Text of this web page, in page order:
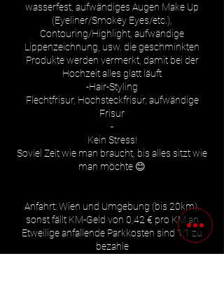
wasserfest, aufwändiges Augen Make Up
(Eyeliner/Smokey Eyes/etc.),
Contouring/Highlight, aufwändige
Lippenzeichnung, usw. die geschminkten
Produkte werden vermerkt, damit bei der
Hochzeit alles glatt läuft
-Hair-Styling
Flechtfrisur, Hochsteckfrisur, aufwändige
Frisur
-
Kein Stress!
Soviel Zeit wie man braucht, bis alles sitzt wie
man möchte 😊
Anfahrt: Wien und Umgebung (bis 20km),
sonst fällt KM-Geld von 0,42 € pro KM an
Etweilige anfallende Parkkosten sind 1:1 zu
bezahle